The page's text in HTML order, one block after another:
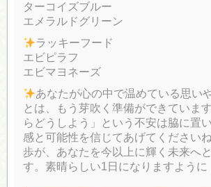
ターコイズブルー
エメラルドグリーン
ラッキーフード
エビピラフ
エビマヨネーズ
あなたが心の中で温めている思い
とは、もう芽吹く準備ができていま
らどうしよう」という不安は脇に置
感と可能性を信じてあげてください
歩が、あなたを今以上に輝く未来へ
す。素晴らしい1日になりますように